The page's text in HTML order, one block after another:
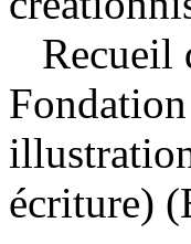
Recueil
écriture)